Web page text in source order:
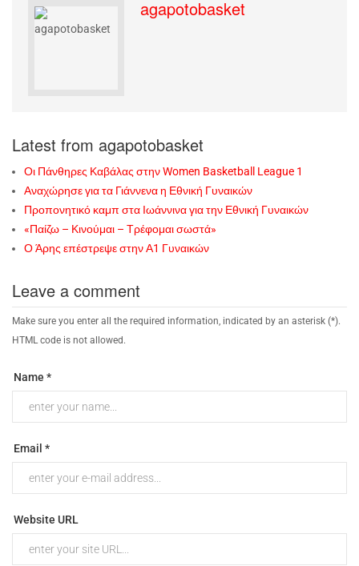
agapotobasket
Latest from agapotobasket
Οι Πάνθηρες Καβάλας στην Women Basketball League 1
Αναχώρησε για τα Γιάννενα η Εθνική Γυναικών
Προπονητικό καμπ στα Ιωάννινα για την Εθνική Γυναικών
«Παίζω – Κινούμαι – Τρέφομαι σωστά»
Ο Άρης επέστρεψε στην Α1 Γυναικών
Leave a comment
Make sure you enter all the required information, indicated by an asterisk (*).
HTML code is not allowed.
Name *
Email *
Website URL